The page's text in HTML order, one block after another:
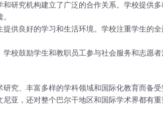
研究机构建立了广泛的合作关系。学校提供
供良好的学习和生活环境。学校注重学生的
校鼓励学生和教职员工参与社会服务和志愿
究、丰富多样的学科领域和国际化教育而备
亚，还对整个巴尔干地区和国际学术界都有重